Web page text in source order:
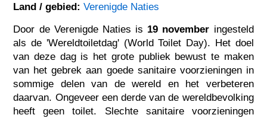
Land / gebied: Verenigde Naties
Door de Verenigde Naties is 19 november ingesteld
als de 'Wereldtoiletdag' (World Toilet Day). Het doel
van deze dag is het grote publiek bewust te maken
van het gebrek aan goede sanitaire voorzieningen in
sommige delen van de wereld en het verbeteren
daarvan. Ongeveer een derde van de wereldbevolking
heeft geen toilet. Slechte sanitaire voorzieningen